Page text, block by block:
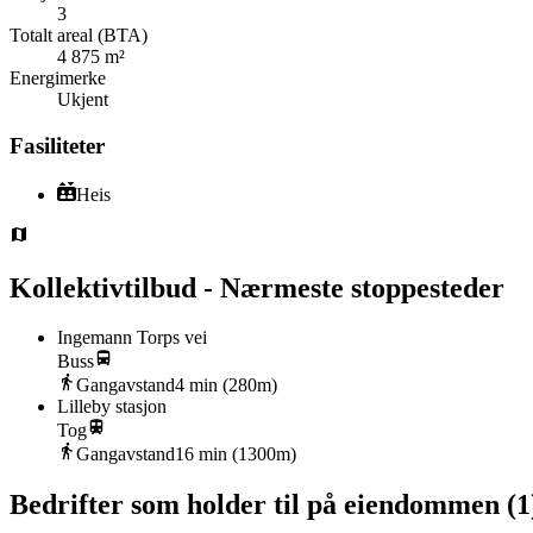
3
Totalt areal (BTA)
4 875 m²
Energimerke
Ukjent
Fasiliteter
Heis
Kollektivtilbud - Nærmeste stoppesteder
Ingemann Torps vei
Buss
Gangavstand4 min (280m)
Lilleby stasjon
Tog
Gangavstand16 min (1300m)
Bedrifter som holder til på eiendommen (1